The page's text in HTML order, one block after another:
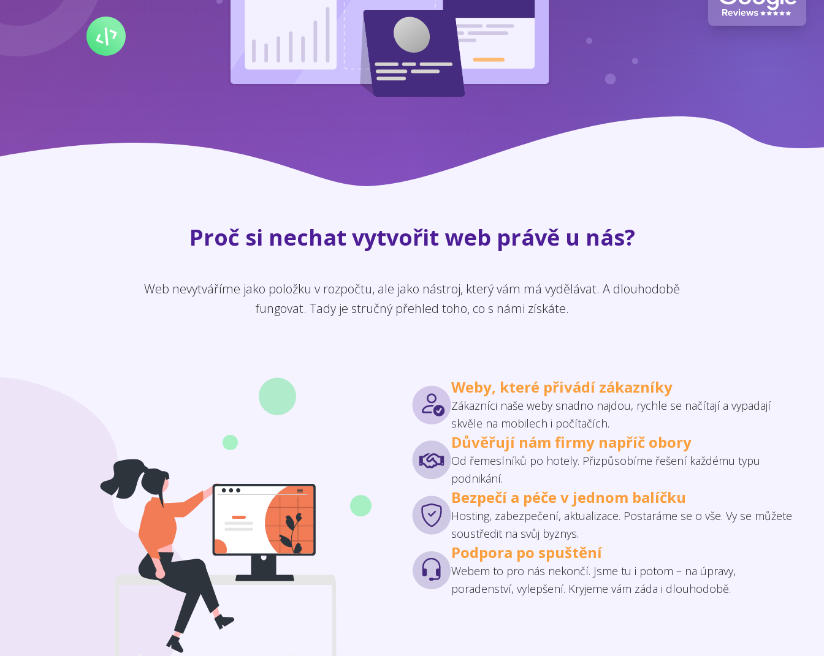
Proč si nechat vytvořit web právě u nás?
Web nevytváříme jako položku v rozpočtu, ale jako nástroj, který vám má vydělávat. A dlouhodobě
fungovat. Tady je stručný přehled toho, co s námi získáte.
Weby, které přivádí zákazníky
Zákazníci naše weby snadno najdou, rychle se načítají a vypadají
skvěle na mobilech i počítačích.
Důvěřují nám firmy napříč obory
Od řemeslníků po hotely. Přizpůsobíme řešení každému typu
podnikání.
Bezpečí a péče v jednom balíčku
Hosting, zabezpečení, aktualizace. Postaráme se o vše. Vy se můžete
soustředit na svůj byznys.
Podpora po spuštění
Webem to pro nás nekončí. Jsme tu i potom – na úpravy,
poradenství, vylepšení. Kryjeme vám záda i dlouhodobě.